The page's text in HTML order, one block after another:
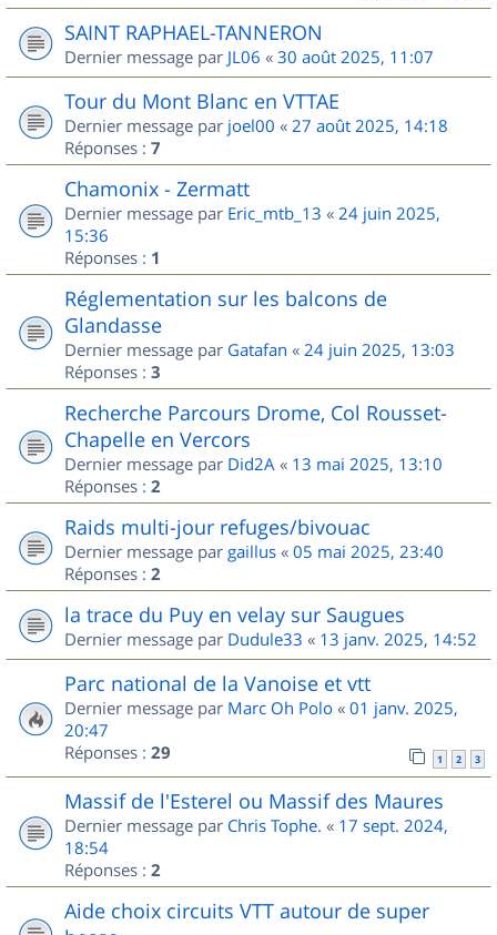
SAINT RAPHAEL-TANNERON
Dernier message par JL06 « 30 août 2025, 11:07
Tour du Mont Blanc en VTTAE
Dernier message par joel00 « 27 août 2025, 14:18
Réponses : 7
Chamonix - Zermatt
Dernier message par Eric_mtb_13 « 24 juin 2025,
15:36
Réponses : 1
Réglementation sur les balcons de
Glandasse
Dernier message par Gatafan « 24 juin 2025, 13:03
Réponses : 3
Recherche Parcours Drome, Col Rousset-
Chapelle en Vercors
Dernier message par Did2A « 13 mai 2025, 13:10
Réponses : 2
Raids multi-jour refuges/bivouac
Dernier message par gaillus « 05 mai 2025, 23:40
Réponses : 2
la trace du Puy en velay sur Saugues
Dernier message par Dudule33 « 13 janv. 2025, 14:52
Parc national de la Vanoise et vtt
Dernier message par Marc Oh Polo « 01 janv. 2025,
20:47
Réponses : 29 1 2 3
Massif de l'Esterel ou Massif des Maures
Dernier message par Chris Tophe. « 17 sept. 2024,
18:54
Réponses : 2
Aide choix circuits VTT autour de super